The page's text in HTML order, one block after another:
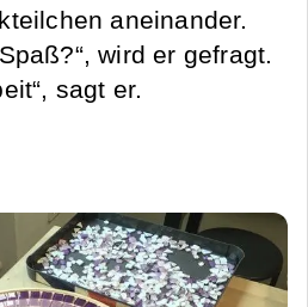
aneinander.
wird er gefragt.
sagt er.